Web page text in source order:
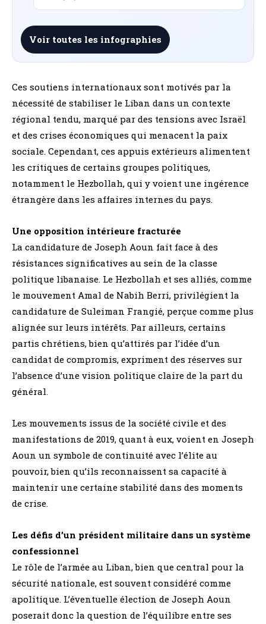
Voir toutes les infographies
Ces soutiens internationaux sont motivés par la
nécessité de stabiliser le Liban dans un contexte
régional tendu, marqué par des tensions avec Israël
et des crises économiques qui menacent la paix
sociale. Cependant, ces appuis extérieurs alimentent
les critiques de certains groupes politiques,
notamment le Hezbollah, qui y voient une ingérence
étrangère dans les affaires internes du pays.
Une opposition intérieure fracturée
La candidature de Joseph Aoun fait face à des
résistances significatives au sein de la classe
politique libanaise. Le Hezbollah et ses alliés, comme
le mouvement Amal de Nabih Berri, privilégient la
candidature de Suleiman Frangié, perçue comme plus
alignée sur leurs intérêts. Par ailleurs, certains
partis chrétiens, bien qu’attirés par l’idée d’un
candidat de compromis, expriment des réserves sur
l’absence d’une vision politique claire de la part du
général.
Les mouvements issus de la société civile et des
manifestations de 2019, quant à eux, voient en Joseph
Aoun un symbole de continuité avec l’élite au
pouvoir, bien qu’ils reconnaissent sa capacité à
maintenir une certaine stabilité dans des moments
de crise.
Les défis d’un président militaire dans un système
confessionnel
Le rôle de l’armée au Liban, bien que central pour la
sécurité nationale, est souvent considéré comme
apolitique. L’éventuelle élection de Joseph Aoun
poserait donc la question de l’équilibre entre ses